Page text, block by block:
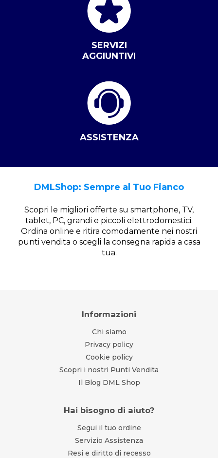
SERVIZI
AGGIUNTIVI
ASSISTENZA
DMLShop: Sempre al Tuo Fianco
Scopri le migliori offerte su smartphone, TV,
tablet, PC, grandi e piccoli elettrodomestici.
Ordina online e ritira comodamente nei nostri
punti vendita o scegli la consegna rapida a casa
tua.
Informazioni
Chi siamo
Privacy policy
Cookie policy
Scopri i nostri Punti Vendita
Il Blog DML Shop
Hai bisogno di aiuto?
Segui il tuo ordine
Servizio Assistenza
Resi e diritto di recesso